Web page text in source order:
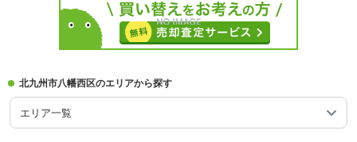
北九州市八幡西区のエリアから探す
エリア一覧